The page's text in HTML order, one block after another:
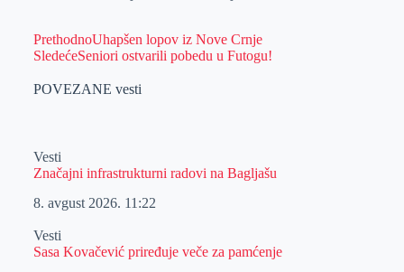
PrethodnoUhapšen lopov iz Nove Crnje
SledećeSeniori ostvarili pobedu u Futogu!
POVEZANE vesti
Vesti
Značajni infrastrukturni radovi na Bagljašu
8. avgust 2026. 11:22
Vesti
Sasa Kovačević priređuje veče za pamćenje